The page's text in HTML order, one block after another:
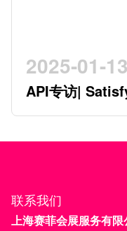
2025-01-13
API专访|
创行业新时代
联系我们
上海赛菲会展服务有限